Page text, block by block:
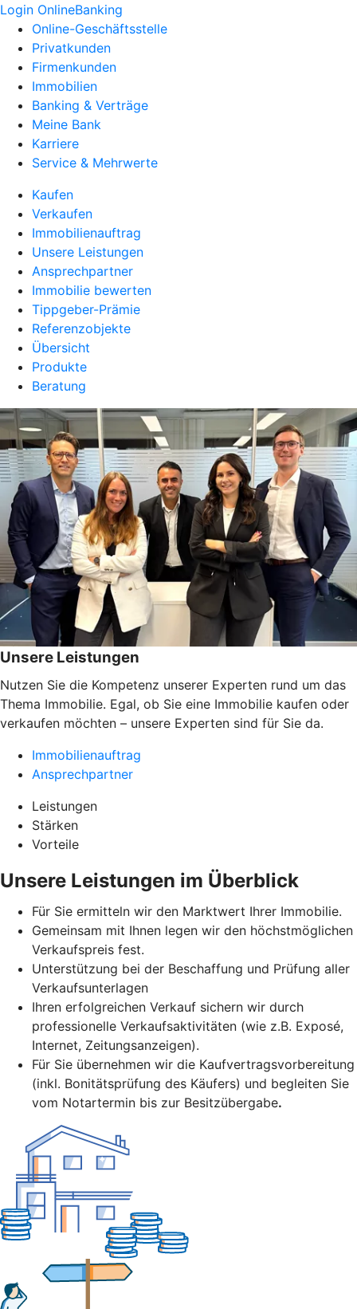
Login OnlineBanking
Online-Geschäftsstelle
Privatkunden
Firmenkunden
Immobilien
Banking & Verträge
Meine Bank
Karriere
Service & Mehrwerte
Kaufen
Verkaufen
Immobilienauftrag
Unsere Leistungen
Ansprechpartner
Immobilie bewerten
Tippgeber-Prämie
Referenzobjekte
Übersicht
Produkte
Beratung
Unsere Leistungen
Nutzen Sie die Kompetenz unserer Experten rund um das
Thema Immobilie. Egal, ob Sie eine Immobilie kaufen oder
verkaufen möchten – unsere Experten sind für Sie da.
Immobilienauftrag
Ansprechpartner
Leistungen
Stärken
Vorteile
Unsere Leistungen im Überblick
Für Sie ermitteln wir den Marktwert Ihrer Immobilie.
Gemeinsam mit Ihnen legen wir den höchstmöglichen
Verkaufspreis fest.
Unterstützung bei der Beschaffung und Prüfung aller
Verkaufsunterlagen
Ihren erfolgreichen Verkauf sichern wir durch
professionelle Verkaufsaktivitäten (wie z.B. Exposé,
Internet, Zeitungsanzeigen).
Für Sie übernehmen wir die Kaufvertragsvorbereitung
(inkl. Bonitätsprüfung des Käufers) und begleiten Sie
vom Notartermin bis zur Besitzübergabe.